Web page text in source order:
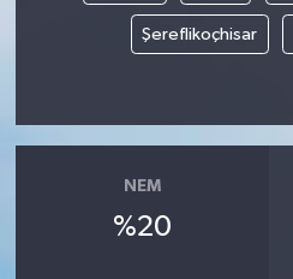
Şereflikoçhisar
NEM
%20